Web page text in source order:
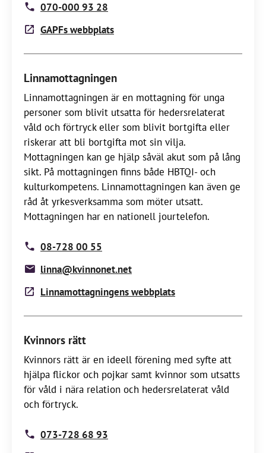
070-000 93 28
GAPFs webbplats
Linnamottagningen
Linnamottagningen är en mottagning för unga
personer som blivit utsatta för hedersrelaterat
våld och förtryck eller som blivit bortgifta eller
riskerar att bli bortgifta mot sin vilja.
Mottagningen kan ge hjälp såväl akut som på lång
sikt. På mottagningen finns både HBTQI- och
kulturkompetens. Linnamottagningen kan även ge
råd åt yrkesverksamma som möter utsatt.
Mottagningen har en nationell jourtelefon.
08-728 00 55
linna@kvinnonet.net
Linnamottagningens webbplats
Kvinnors rätt
Kvinnors rätt är en ideell förening med syfte att
hjälpa flickor och pojkar samt kvinnor som utsatts
för våld i nära relation och hedersrelaterat våld
och förtryck.
073-728 68 93